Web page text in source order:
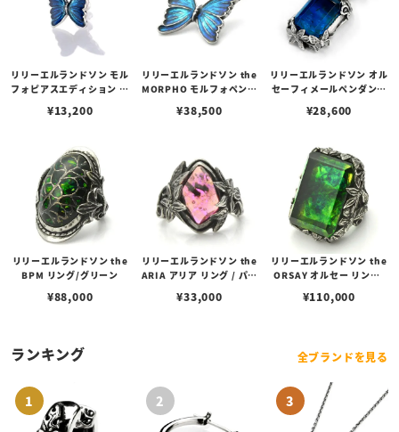
リリーエルランドソン モル
フォピアスエディション ス
¥13,200
リリーエルランドソン the
MORPHO モルフォペンダ
¥38,500
リリーエルランドソン オル
セーフィメールペンダント
¥28,600
リリーエルランドソン the
BPM リング/グリーン
¥88,000
リリーエルランドソン the
ARIA アリア リング / パー
¥33,000
リリーエルランドソン the
ORSAY オルセー リング/
¥110,000
ランキング 全ブランドを見る